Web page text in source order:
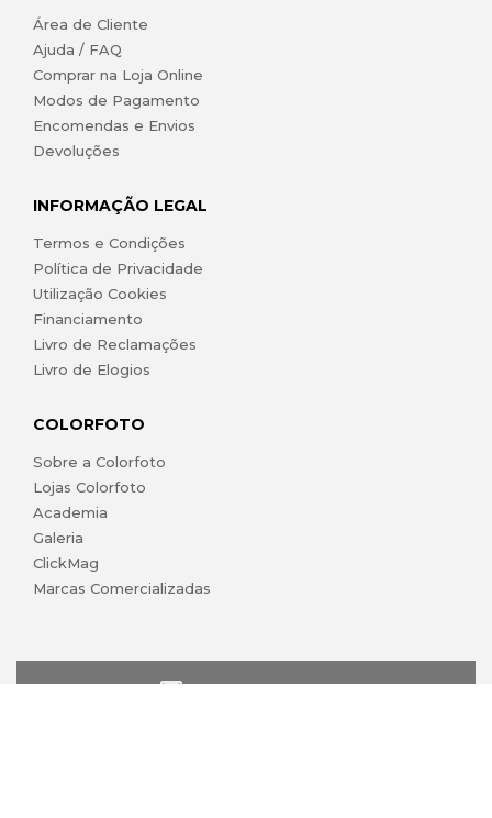
Área de Cliente
Ajuda / FAQ
Comprar na Loja Online
Modos de Pagamento
Encomendas e Envios
Devoluções
INFORMAÇÃO LEGAL
Termos e Condições
Política de Privacidade
Utilização Cookies
Financiamento
Livro de Reclamações
Livro de Elogios
COLORFOTO
Sobre a Colorfoto
Lojas Colorfoto
Academia
Galeria
ClickMag
Marcas Comercializadas
lojaonline@colorfoto.pt